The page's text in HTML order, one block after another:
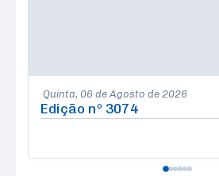
Edição nº 3074
Quinta 06 de Agosto de 2026